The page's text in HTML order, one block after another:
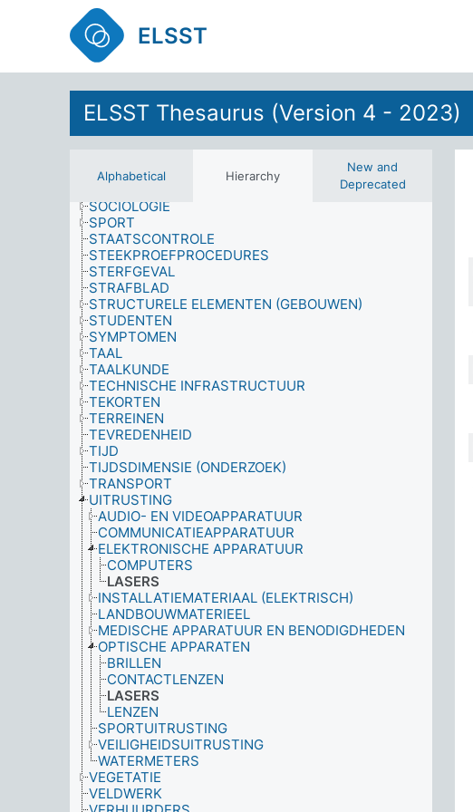
ELSST
ELSST Thesaurus (Version 4 - 2023)
Alphabetical Hierarchy
New and
Deprecated
SCHOOLVERLATEN
SECUNDAIRE ARBEIDSVOORWAARDEN
SEKSUELE EN GENDERGROEPEN
SENIELE DEMENTIE
SIMULATIEMODELLEN
SOCIAAL BELEID
SOCIAAL-ECONOMISCHE INDICATOREN
SOCIALE PROBLEMEN
SOCIALE STRUCTUUR
SOCIALE WELVAART
SOCIOLOGIE
SPORT
STAATSCONTROLE
STEEKPROEFPROCEDURES
STERFGEVAL
STRAFBLAD
STRUCTURELE ELEMENTEN (GEBOUWEN)
STUDENTEN
SYMPTOMEN
TAAL
TAALKUNDE
TECHNISCHE INFRASTRUCTUUR
TEKORTEN
TERREINEN
TEVREDENHEID
TIJD
TIJDSDIMENSIE (ONDERZOEK)
TRANSPORT
UITRUSTING
AUDIO- EN VIDEOAPPARATUUR
COMMUNICATIEAPPARATUUR
ELEKTRONISCHE APPARATUUR
COMPUTERS
LASERS
INSTALLATIEMATERIAAL (ELEKTRISCH)
LANDBOUWMATERIEEL
MEDISCHE APPARATUUR EN BENODIGDHEDEN
OPTISCHE APPARATEN
BRILLEN
CONTACTLENZEN
LASERS
LENZEN
SPORTUITRUSTING
VEILIGHEIDSUITRUSTING
WATERMETERS
VEGETATIE
VELDWERK